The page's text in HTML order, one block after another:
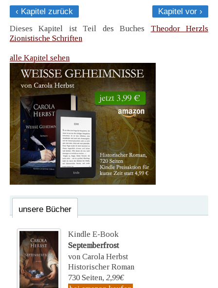
‹ Kapitel zurück
Kapitel vor ›
Dieses Kapitel ist Teil des Buches Theodor Herzls
Zionistische Schriften
alle Kapitel sehen
unsere Bücher
Kindle E-Book
Septemberfrost
von Carola Herbst
Historischer Roman
730 Seiten, 2,99€